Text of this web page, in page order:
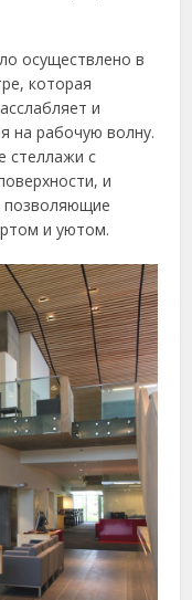
осуществлено в
которая
и
на рабочую волну.
стеллажи с
и
позволяющие
и уютом.